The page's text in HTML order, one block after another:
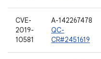
CVE-
2019-
10581
A-142267478
QC-
CR#2451619